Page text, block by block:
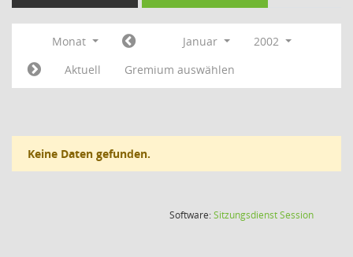
Monat Januar
2002
Aktuell
Gremium auswählen
Keine Daten gefunden.
Software:SitzungsdienstSession(Wird in